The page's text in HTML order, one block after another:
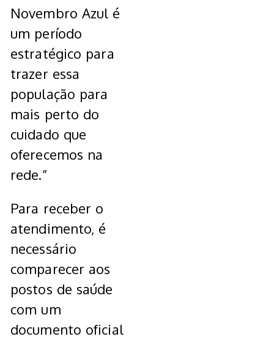
Novembro Azul é
um período
estratégico para
trazer essa
população para
mais perto do
cuidado que
oferecemos na
rede.”
Para receber o
atendimento, é
necessário
comparecer aos
postos de saúde
com um
documento oficial